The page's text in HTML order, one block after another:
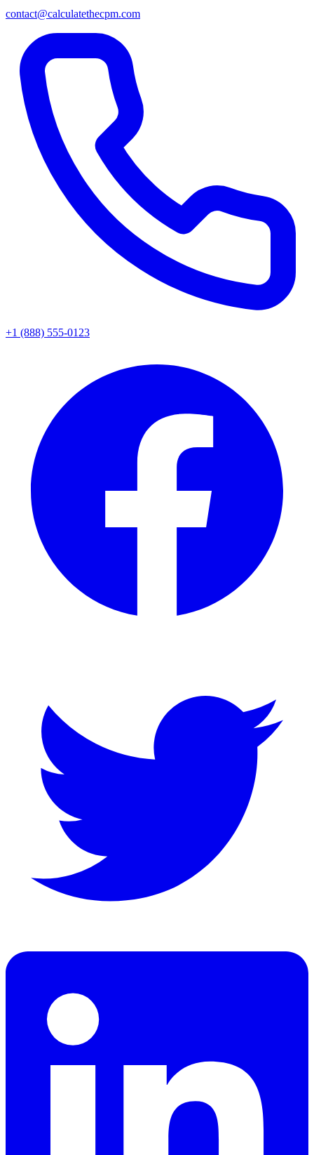
contact@calculatethecpm.com
+1 (888) 555-0123